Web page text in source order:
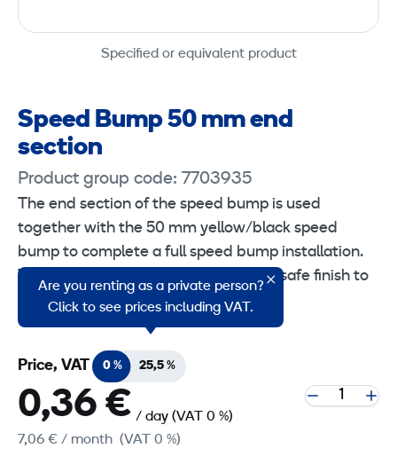
Specified or equivalent product
Speed Bump 50 mm end
section
Product group code: 7703935
The end section of the speed bump is used
together with the 50 mm yellow/black speed
bump to complete a full speed bump installation.
The end sections provide a clear and safe finish to
the speed bump assembly.
Are you renting as a private person?
Click to see prices including VAT.
Price, VAT 0 % 25,5 %
0,36 € / day (VAT 0 %)
7,06 € / month (VAT 0 %)